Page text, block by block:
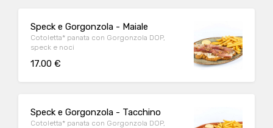
Speck e Gorgonzola - Maiale
Cotoletta* panata con Gorgonzola DOP,
speck e noci
17.00 €
Speck e Gorgonzola - Tacchino
Cotoletta* panata con Gorgonzola DOP,